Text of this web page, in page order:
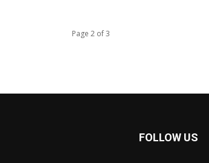
Page 2 of 3
FOLLOW US